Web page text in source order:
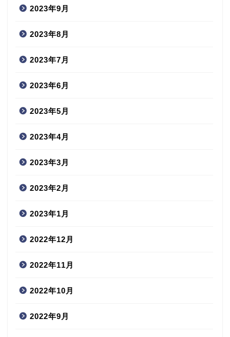
2023年9月
2023年8月
2023年7月
2023年6月
2023年5月
2023年4月
2023年3月
2023年2月
2023年1月
2022年12月
2022年11月
2022年10月
2022年9月